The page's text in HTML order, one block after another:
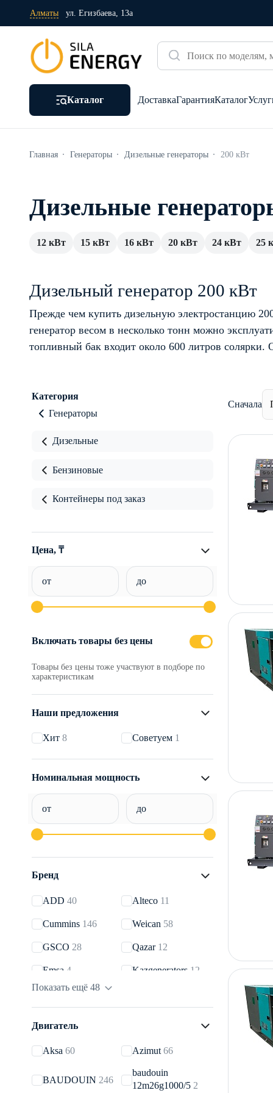
Алматы ул. Егизбаева, 13а
Каталог ДоставкаГарантияКаталог
Главная Генераторы Дизельные генераторы 200 кВт
Дизельные
12 кВт 15 кВт 16 кВт 20 кВт 24 кВт 25
Дизельный генератор 200 кВт
Прежде чем купить дизельную электростанцию
генератор весом в несколько тонн можно
топливный бак входит около 600 литров солярки.
Категория
Генераторы
Дизельные
Бензиновые
Контейнеры под заказ
Цена, ₸
от до
Включать товары без цены
Товары без цены тоже участвуют в подборе по
характеристикам
Наши предложения
Хит 8 Советуем 1
Номинальная мощность
от до
Бренд
ADD 40 Alteco 11
Cummins 146 Weican 58
GSCO 28 Qazar 12
Emsa 4 Kazgenerators 12
Фрегат40
8
CTG273
Показать ещё 48
Двигатель
Aksa 60 Azimut66
BAUDOUIN 246
baudouin
12m26g1000/5 2
Сначала